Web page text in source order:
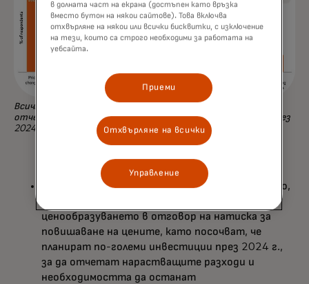
Всички резултати се основават на самостоятелно
отчетени данни от подгрупа клиенти на Test & Learn® през
2024 г.
Ресторант:Подобно на търговията на дребно,
ценообразуването в отговор на натиска за
повишаване на цените, като посочват, че
планират по-големи инвестиции през 2024 г.,
за да отчетат нарастващите разходи и
необходимостта да останат
в долната част на екрана (достъпен като връзка
вместо бутон на някои сайтове). Това включва
отхвърляне на някои или всички бисквитки, с изключение
на тези, които са строго необходими за работата на
уебсайта.
Приеми
Отхвърляне на всички
Управление